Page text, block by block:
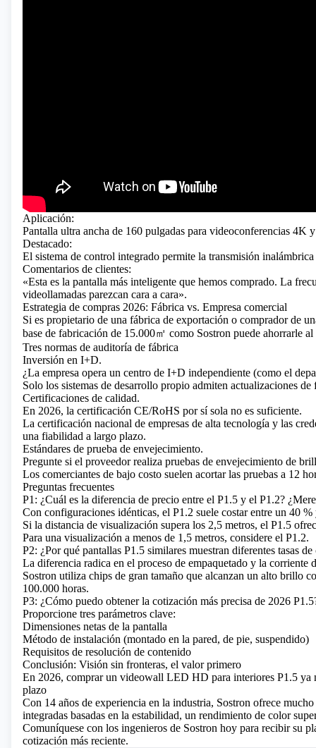
Aplicación:
Pantalla ultra ancha de 160 pulgadas para videoconferencias 4K
Destacado:
El sistema de control integrado permite la transmisión
Comentarios de clientes:
«Esta es la pantalla más inteligente que hemos comprado. La
videollamadas parezcan cara a cara».
Estrategia de compras 2026: Fábrica vs. Empresa comercial
Si es propietario de una fábrica de exportación o comprador de
base de fabricación de 15.000㎡ como Sostron puede ahorrarle
Tres normas de auditoría de fábrica
Inversión en I+D.
¿La empresa opera un centro de I+D independiente (como el
Solo los sistemas de desarrollo propio admiten actualizaciones
Certificaciones de calidad.
En 2026, la certificación CE/RoHS por sí sola no es suficiente.
La certificación nacional de empresas de alta tecnología y las
una fiabilidad a largo plazo.
Estándares de prueba de envejecimiento.
Pregunte si el proveedor realiza pruebas de envejecimiento de
Los comerciantes de bajo costo suelen acortar las pruebas a 12
Preguntas frecuentes
P1: ¿Cuál es la diferencia de precio entre el P1.5 y el P1.2?
Con configuraciones idénticas, el P1.2 suele costar entre un 40
Si la distancia de visualización supera los 2,5 metros, el P1.5
Para una visualización a menos de 1,5 metros, considere el P1.2.
P2: ¿Por qué pantallas P1.5 similares muestran diferentes tasas
La diferencia radica en el proceso de empaquetado y la corriente
Sostron utiliza chips de gran tamaño que alcanzan un alto brillo
100.000 horas.
P3: ¿Cómo puedo obtener la cotización más precisa de 2026
Proporcione tres parámetros clave:
Dimensiones netas de la pantalla
Método de instalación (montado en la pared, de pie, suspendido)
Requisitos de resolución de contenido
Conclusión: Visión sin fronteras, el valor primero
En 2026, comprar un videowall LED HD para interiores P1.5 ya
plazo
Con 14 años de experiencia en la industria, Sostron ofrece
integradas basadas en la estabilidad, un rendimiento de color
Comuníquese con los ingenieros de Sostron hoy para recibir su
cotización más reciente.